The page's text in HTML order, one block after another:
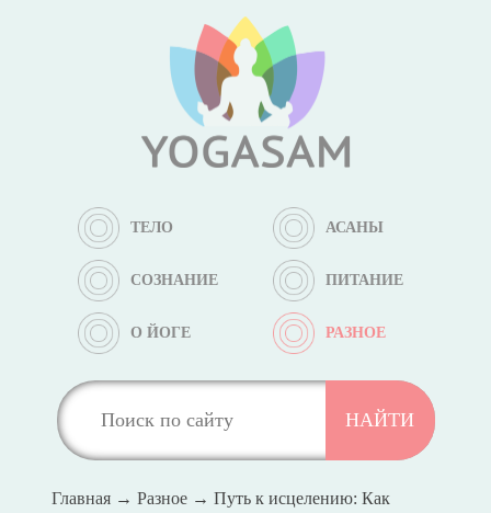
ТЕЛО АСАНЫ
СОЗНАНИЕ ПИТАНИЕ
О ЙОГЕ РАЗНОЕ
Главная→ Разное→ Путь к исцелению: Как